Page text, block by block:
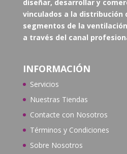
diseñar, desarrollar y
vinculados a la distribución
segmentos de la
a través del canal
INFORMACIÓN
Servicios
Nuestras Tiendas
Contacte con Nosotros
Términos y Condiciones
Sobre Nosotros